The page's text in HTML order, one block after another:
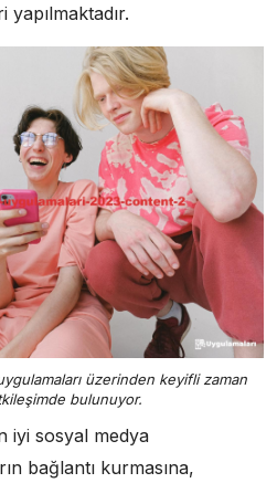
üzerinden keyifli zaman
bulunuyor.
iyi sosyal medya
bağlantı kurmasına,